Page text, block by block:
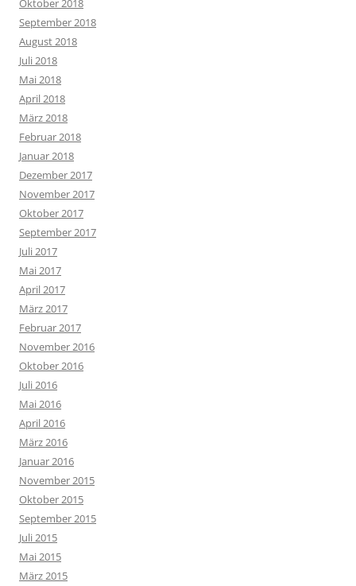
September 2018
August 2018
Juli 2018
Mai 2018
April 2018
März 2018
Februar 2018
Januar 2018
Dezember 2017
November 2017
Oktober 2017
September 2017
Juli 2017
Mai 2017
April 2017
März 2017
Februar 2017
November 2016
Oktober 2016
Juli 2016
Mai 2016
April 2016
März 2016
Januar 2016
November 2015
Oktober 2015
September 2015
Juli 2015
Mai 2015
März 2015